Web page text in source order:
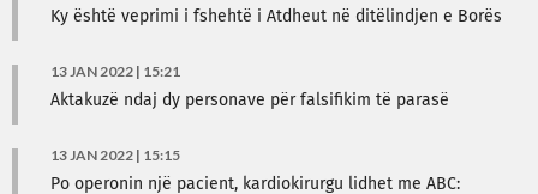
Ky është veprimi i fshehtë i Atdheut në ditëlindjen e Borës
13 JAN 2022 | 15:21
Aktakuzë ndaj dy personave për falsifikim të parasë
13 JAN 2022 | 15:15
Po operonin një pacient, kardiokirurgu lidhet me ABC: